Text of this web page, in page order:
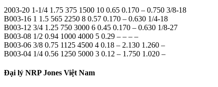
2003-20 1-1/4 1.75 375 1500 10 0.65 0.170 – 0.750 3/8-18
B003-16 1 1.5 565 2250 8 0.57 0.170 – 0.630 1/4-18
B003-12 3/4 1.25 750 3000 6 0.45 0.170 – 0.630 1/8-27
B003-08 1/2 0.94 1000 4000 5 0.29 – – – –
B003-06 3/8 0.75 1125 4500 4 0.18 – 2.130 1.260 –
B003-04 1/4 0.56 1250 5000 3 0.12 – 1.750 1.020 –
Đại lý NRP Jones Việt Nam